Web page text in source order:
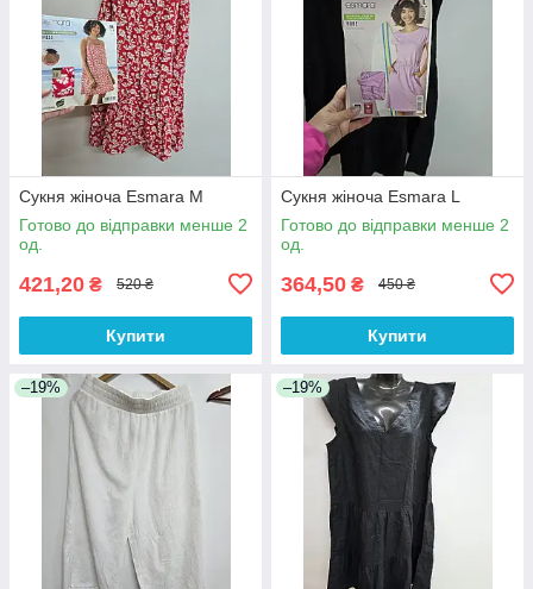
Сукня жіноча Esmara M
Готово до відправки менше 2
од.
421,20 ₴ 520 ₴
Купити
Сукня жіноча Esmara L
Готово до відправки менше 2
од.
364,50 ₴ 450 ₴
Купити
–19% –19%